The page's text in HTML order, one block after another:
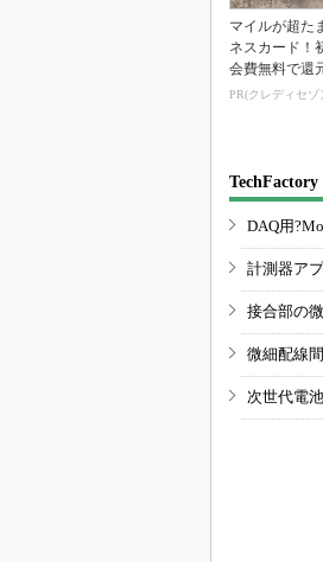
マイルが超た
ネスカード！
会費無料で還
1.125%
PR(クレディセゾ
DAQ用
計測器ア
接合部の
微細配線
次世代電